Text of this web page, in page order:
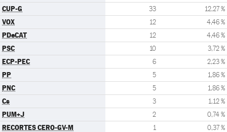
CUP-G 33 12,27 %
VOX 12 4,46 %
PDeCAT 12 4,46 %
PSC 10 3,72 %
ECP-PEC 6 2,23 %
PP 5 1,86 %
PNC 5 1,86 %
Cs 3 1,12 %
PUM+J 2 0,74 %
RECORTES CERO-GV-M 1 0,37 %